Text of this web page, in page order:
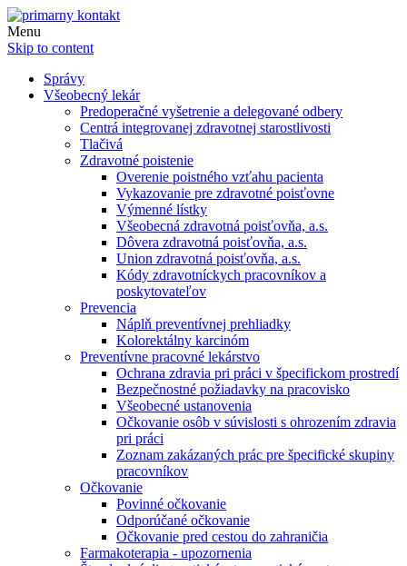
Menu
Skip to content
Správy
Všeobecný lekár
Predoperačné vyšetrenie a delegované odbery
Centrá integrovanej zdravotnej starostlivosti
Tlačivá
Zdravotné poistenie
Overenie poistného vzťahu pacienta
Vykazovanie pre zdravotné poisťovne
Výmenné lístky
Všeobecná zdravotná poisťovňa, a.s.
Dôvera zdravotná poisťovňa, a.s.
Union zdravotná poisťovňa, a.s.
Kódy zdravotníckych pracovníkov a
poskytovateľov
Prevencia
Náplň preventívnej prehliadky
Kolorektálny karcinóm
Preventívne pracovné lekárstvo
Ochrana zdravia pri práci v špecifickom prostredí
Bezpečnostné požiadavky na pracovisko
Všeobecné ustanovenia
Očkovanie osôb v súvislosti s ohrozením zdravia
pri práci
Zoznam zakázaných prác pre špecifické skupiny
pracovníkov
Očkovanie
Povinné očkovanie
Odporúčané očkovanie
Očkovanie pred cestou do zahraničia
Farmakoterapia - upozornenia